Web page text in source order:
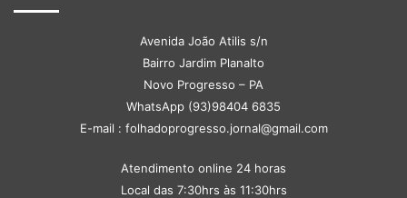
Avenida João Atilis s/n
Bairro Jardim Planalto
Novo Progresso – PA
WhatsApp (93)98404 6835
E-mail : folhadoprogresso.jornal@gmail.com
Atendimento online 24 horas
Local das 7:30hrs às 11:30hrs